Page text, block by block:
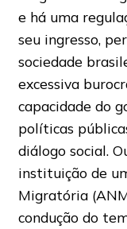
e há uma
seu ingresso,
sociedade
excessiva
capacidade do
políticas
diálogo social.
instituição de
Migratória
condução do